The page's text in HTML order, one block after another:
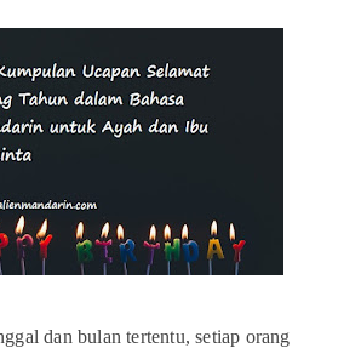
dan bulan tertentu, setiap orang